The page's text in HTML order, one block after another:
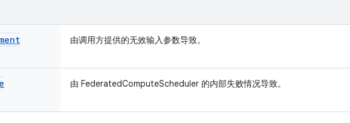
由调用方提供的无效输入参数导致。
由 FederatedComputeScheduler 的内部失败情况导致。